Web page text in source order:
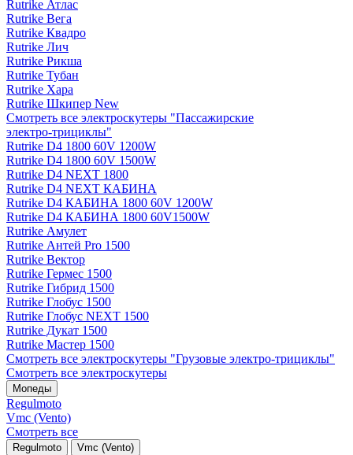
Rutrike Атлас
Rutrike Вега
Rutrike Квадро
Rutrike Лич
Rutrike Рикша
Rutrike Тубан
Rutrike Хара
Rutrike Шкипер New
Смотреть все электро­скутеры "Пассажирские
электро‑трициклы"
Rutrike D4 1800 60V 1200W
Rutrike D4 1800 60V 1500W
Rutrike D4 NEXT 1800
Rutrike D4 NEXT КАБИНА
Rutrike D4 КАБИНА 1800 60V 1200W
Rutrike D4 КАБИНА 1800 60V1500W
Rutrike Амулет
Rutrike Антей Pro 1500
Rutrike Вектор
Rutrike Гермес 1500
Rutrike Гибрид 1500
Rutrike Глобус 1500
Rutrike Глобус NEXT 1500
Rutrike Дукат 1500
Rutrike Мастер 1500
Смотреть все электро­скутеры "Грузовые электро‑трициклы"
Смотреть все электро­скутеры
Мопеды
Regulmoto
Vmc (Vento)
Смотреть все
Regulmoto Vmc (Vento)